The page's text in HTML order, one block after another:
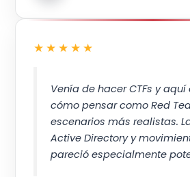
★★★★★
Venía de hacer CTFs y
cómo pensar como Red
escenarios más realistas.
Active Directory y
pareció especialmente